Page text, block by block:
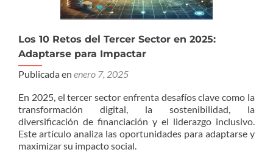
Los 10 Retos del Tercer Sector en 2025:
Adaptarse para Impactar
Publicada en enero 7, 2025
En 2025, el tercer sector enfrenta desafíos clave como la
transformación digital, la sostenibilidad, la
diversificación de financiación y el liderazgo inclusivo.
Este artículo analiza las oportunidades para adaptarse y
maximizar su impacto social.